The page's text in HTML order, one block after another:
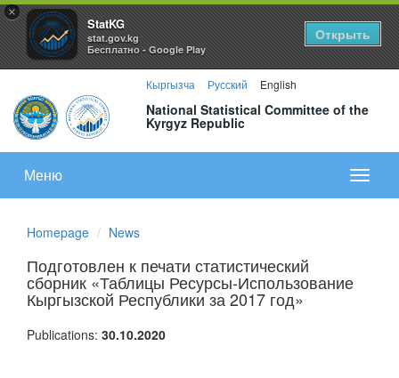
×
StatKG
stat.gov.kg
Бесплатно - Google Play
Открыть
Кыргызча Русский English
National Statistical Committee of the
Kyrgyz Republic
меню
Меню
Homepage News
Подготовлен к печати статистический
сборник «Таблицы Ресурсы-Использование
Кыргызской Республики за 2017 год»
Publications: 30.10.2020